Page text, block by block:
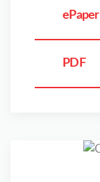
ePaper
PDF